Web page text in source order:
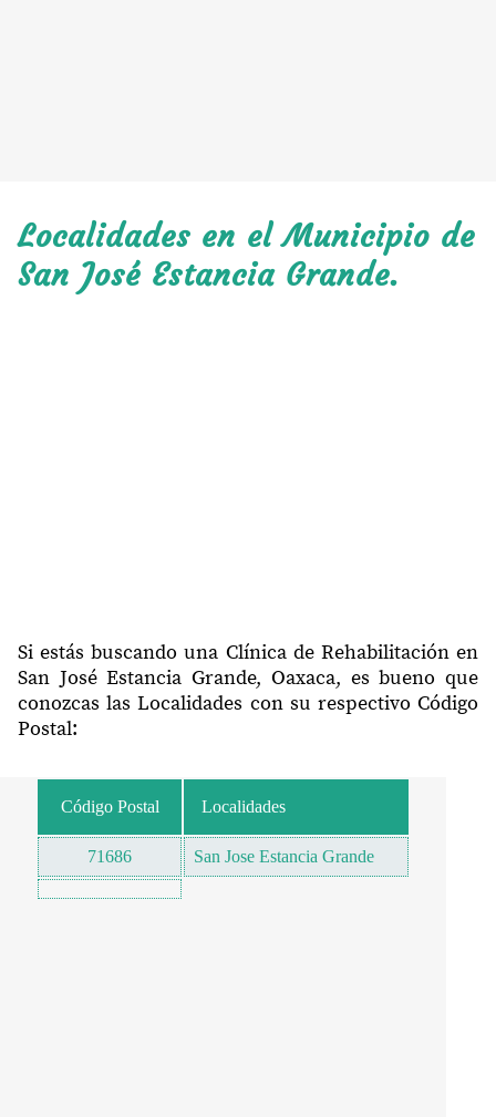
Localidades en el Municipio de
San José Estancia Grande.
Si estás buscando una Clínica de Rehabilitación en
San José Estancia Grande, Oaxaca, es bueno que
conozcas las Localidades con su respectivo Código
Postal:
Código Postal Localidades
71686 San Jose Estancia Grande